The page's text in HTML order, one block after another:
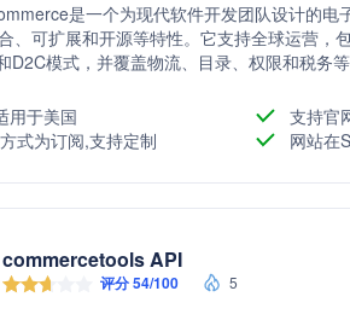
是一个为现代软件开发团队设计的
、可扩展和开源等特性。它支持全球运营，
D2C模式，并覆盖物流、目录、权限和税务
用于美国
支持官
式为订阅,支持定制
网站在
commercetools API
评分 54/100 5